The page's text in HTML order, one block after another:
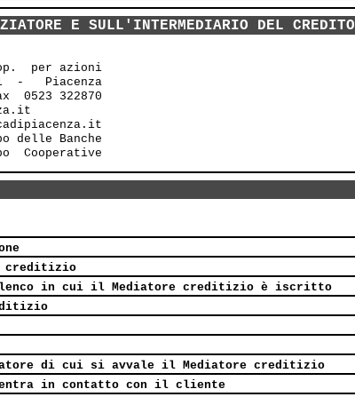
E SULL'INTERMEDIARIO DEL CREDITO
per azioni
-   Piacenza
0523 322870
delle Banche
creditizio
in cui il Mediatore creditizio è iscritto
di cui si avvale il Mediatore creditizio
in contatto con il cliente